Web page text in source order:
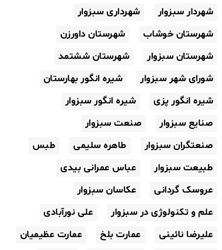
شهردار سبزوار
شهرداری سبزوار
شهرستان خوشاب
شهرستان داورزن
شهرستان سبزوار
شهرستان ششتمد
شورای شهر سبزوار
شیره انگور بهارستان
شیره انگور پزی
شیره انگور سبزوار
صنایع سبزوار
صنعت سبزوار
صنعتگران سبزوار
طاهره سلیمی
طبس
طبیعت سبزوار
عباس عمرانی بیدی
عروسک گردانی
عکاسان سبزوار
علم و تکنولوژی در سبزوار
علی نورآبادی
علیرضا نائینی
عمارت بلخ
عمارت عظیمیان